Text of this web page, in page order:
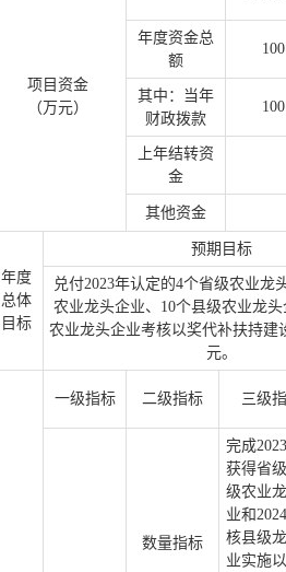
项目资金
（万元）
年度资金总
额
100
其中：当年
财政拨款
100
上年结转资
金
其他资金
年度
总体
目标
预期目标
兑付2023年认定的4个省级农业龙
农业龙头企业、10个县级农业龙
农业龙头企业考核以奖代补扶持建
元。
一级指标 二级指标 三级
数量指标
完成
获得省
级农业
业和
核县级
业实施